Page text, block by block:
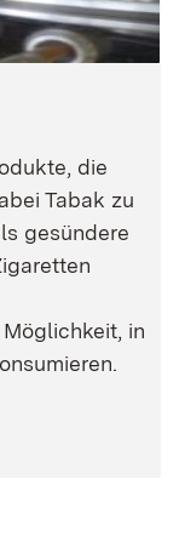
die
Tabak zu
gesündere
in